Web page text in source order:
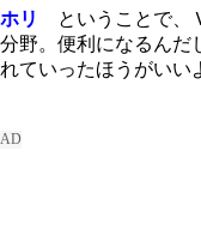
ホリ
ということで、
分野。便利になるんだ
れていったほうがいい